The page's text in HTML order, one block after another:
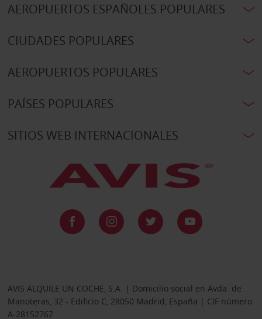
AEROPUERTOS ESPAÑOLES POPULARES
CIUDADES POPULARES
AEROPUERTOS POPULARES
PAÍSES POPULARES
SITIOS WEB INTERNACIONALES
AVIS ALQUILE UN COCHE, S.A. | Domicilio social en Avda. de
Manoteras, 32 - Edificio C, 28050 Madrid, España | CIF número
A-28152767